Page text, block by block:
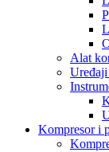
Alat
Uređaji
Kompresor i